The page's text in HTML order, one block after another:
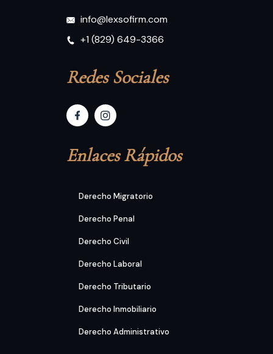
info@lexsofirm.com
+1 (829) 649-3366
Redes Sociales
Enlaces Rápidos
Derecho Migratorio
Derecho Penal
Derecho Civil
Derecho Laboral
Derecho Tributario
Derecho Inmobiliario
Derecho Administrativo